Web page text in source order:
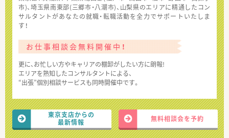
市)、埼玉県南東部(三郷市・八潮市)、山梨県のエリアに精通したコン
サルタントがあなたの就職・転職活動を全力でサポートいたしま
す！
お仕事相談会無料開催中！
更に、お忙しい方やキャリアの棚卸がしたい方に朗報!
エリアを熟知したコンサルタントによる、
“出張”個別相談サービスも同時開催中です。
東京支店からの
最新情報
無料相談会を予約